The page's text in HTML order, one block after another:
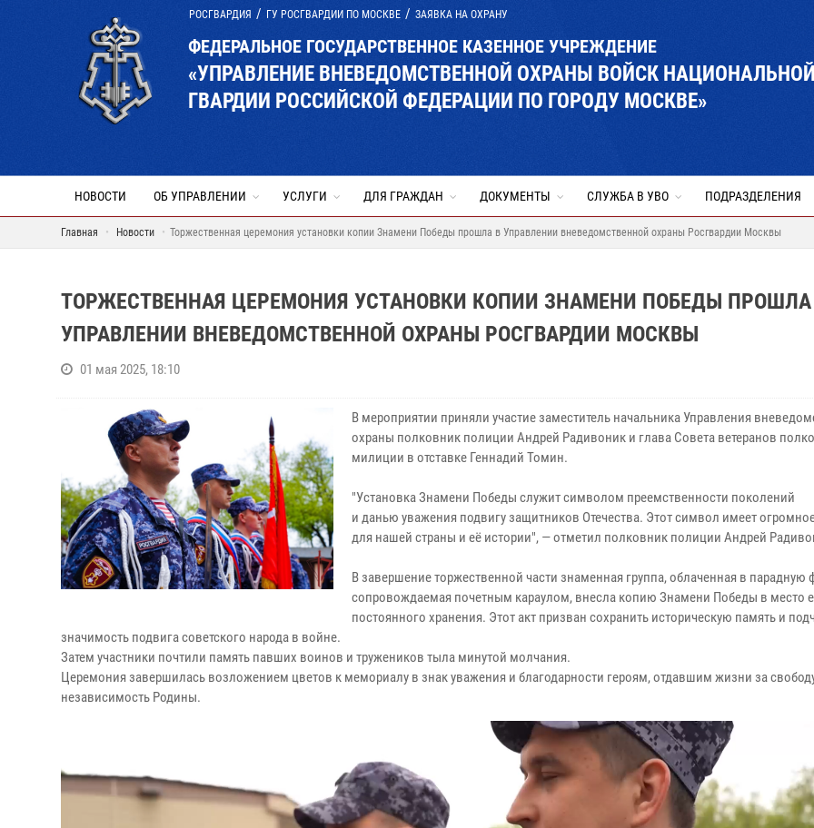
РОСГВАРДИЯ ГУ РОСГВАРДИИ ПО МОСКВЕ ЗАЯВКА НА ОХРАНУ
ФЕДЕРАЛЬНОЕ ГОСУДАРСТВЕННОЕ КАЗЕННОЕ УЧРЕЖДЕНИЕ
«УПРАВЛЕНИЕ ВНЕВЕДОМСТВЕННОЙ ОХРАНЫ ВОЙСК НАЦИОНАЛЬНОЙ
ГВАРДИИ РОССИЙСКОЙ ФЕДЕРАЦИИ ПО ГОРОДУ МОСКВЕ»
НОВОСТИ ОБ УПРАВЛЕНИИ УСЛУГИ ДЛЯ ГРАЖДАН ДОКУМЕНТЫ СЛУЖБА В УВО ПОДРАЗДЕЛЕНИЯ
Главная Новости Торжественная церемония установки копии Знамени Победы прошла в Управлении вневедомственной охраны Росгвардии Москвы
ТОРЖЕСТВЕННАЯ ЦЕРЕМОНИЯ УСТАНОВКИ КОПИИ ЗНАМЕНИ ПОБЕДЫ ПРОШЛА
УПРАВЛЕНИИ ВНЕВЕДОМСТВЕННОЙ ОХРАНЫ РОСГВАРДИИ МОСКВЫ
01 мая 2025, 18:10
В мероприятии приняли участие заместитель начальника Управления
охраны полковник полиции Андрей Радивоник и глава Совета ветеранов
милиции в отставке Геннадий Томин.
"Установка Знамени Победы служит символом преемственности поколений
и данью уважения подвигу защитников Отечества. Этот символ имеет
для нашей страны и её истории", — отметил полковник полиции Андрей
В завершение торжественной части знаменная группа, облаченная в парадную
сопровождаемая почетным караулом, внесла копию Знамени Победы в место
постоянного хранения. Этот акт призван сохранить историческую память и
значимость подвига советского народа в войне.
Затем участники почтили память павших воинов и тружеников тыла минутой молчания.
Церемония завершилась возложением цветов к мемориалу в знак уважения и благодарности героям, отдавшим жизни за
независимость Родины.